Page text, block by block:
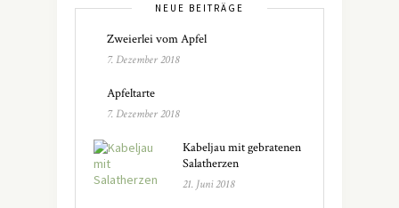
NEUE BEITRÄGE
Zweierlei vom Apfel
7. Dezember 2018
Apfeltarte
7. Dezember 2018
Kabeljau mit gebratenen
Salatherzen
21. Juni 2018